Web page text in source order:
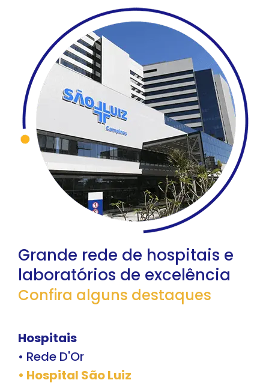
Grande rede de hospitais e
laboratórios de excelência
Confira alguns destaques
Hospitais
• Rede D'Or
• Hospital São Luiz